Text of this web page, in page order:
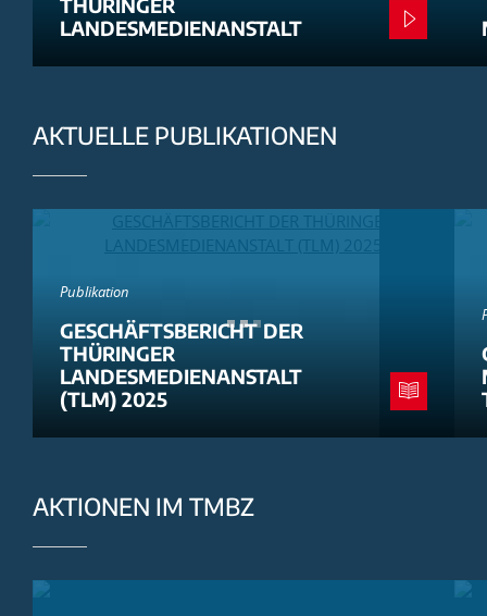
LANDESMEDIENANSTALT
AKTUELLE PUBLIKATIONEN
Publikation
GESCHÄFTSBERICHT DER
THÜRINGER
LANDESMEDIENANSTALT
(TLM) 2025
AKTIONEN IM TMBZ